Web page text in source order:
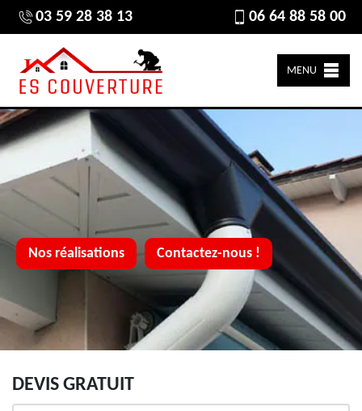
03 59 28 38 13 06 64 88 58 00
MENU
Nos réalisations Contactez-nous !
DEVIS GRATUIT